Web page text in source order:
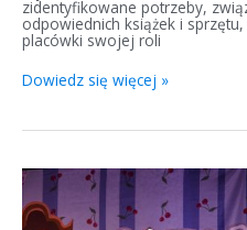
zidentyfikowane potrzeby,
odpowiednich książek i
placówki swojej roli
Dowiedz się więcej »
„Smoku,
mam
cię
na